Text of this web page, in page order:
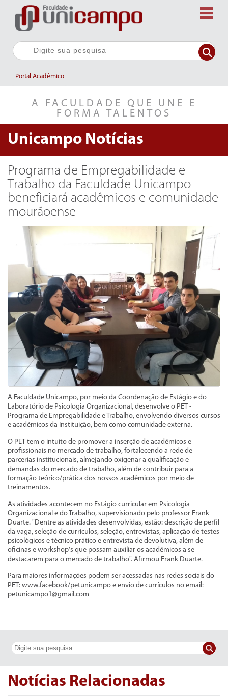
Portal Acadêmico
A FACULDADE QUE UNE E
FORMA TALENTOS
Unicampo Notícias
Programa de Empregabilidade e
Trabalho da Faculdade Unicampo
beneficiará acadêmicos e comunidade
mourãoense
A Faculdade Unicampo, por meio da Coordenação de Estágio e do
Laboratório de Psicologia Organizacional, desenvolve o PET -
Programa de Empregabilidade e Trabalho, envolvendo diversos cursos
e acadêmicos da Instituição, bem como comunidade externa.
O PET tem o intuito de promover a inserção de acadêmicos e
profissionais no mercado de trabalho, fortalecendo a rede de
parcerias institucionais, almejando oxigenar a qualificação e
demandas do mercado de trabalho, além de contribuir para a
formação teórico/prática dos nossos acadêmicos por meio de
treinamentos.
As atividades acontecem no Estágio curricular em Psicologia
Organizacional e do Trabalho, supervisionado pelo professor Frank
Duarte. "Dentre as atividades desenvolvidas, estão: descrição de perfil
da vaga, seleção de currículos, seleção, entrevistas, aplicação de testes
psicológicos e técnico prático e entrevista de devolutiva, além de
oficinas e workshop's que possam auxiliar os acadêmicos a se
destacarem para o mercado de trabalho". Afirmou Frank Duarte.
Para maiores informações podem ser acessadas nas redes sociais do
PET: www.facebook/petunicampo e envio de currículos no email:
petunicampo1@gmail.com
Notícias Relacionadas